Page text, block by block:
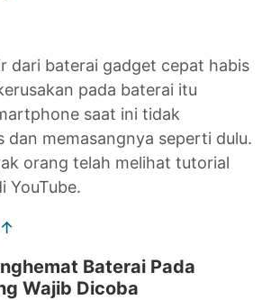
dari baterai gadget cepat habis
pada baterai itu
saat ini tidak
dan memasangnya seperti dulu.
orang telah melihat tutorial
YouTube.
Baterai Pada
Wajib Dicoba